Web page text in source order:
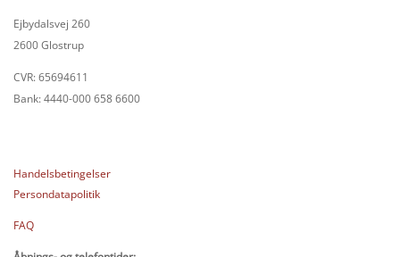
Ejbydalsvej 260
2600 Glostrup
CVR: 65694611
Bank: 4440-000 658 6600
Handelsbetingelser
Persondatapolitik
FAQ